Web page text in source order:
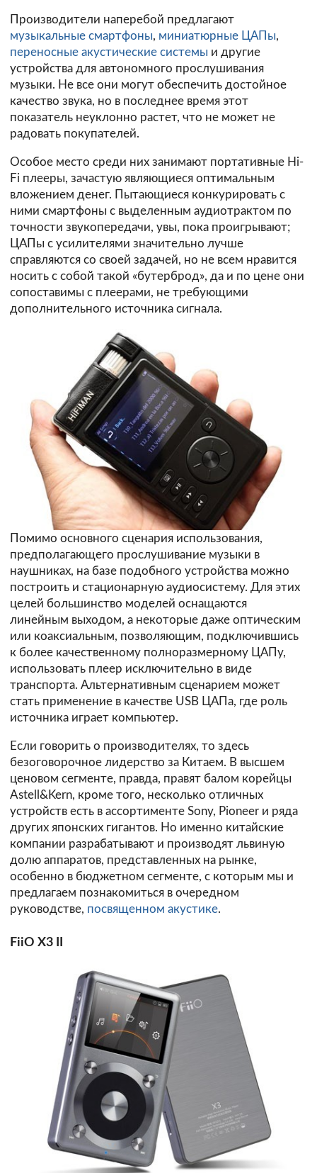
Производители наперебой предлагают
музыкальные смартфоны, миниатюрные ЦАПы,
переносные акустические системы и другие
устройства для автономного прослушивания
музыки. Не все они могут обеспечить достойное
качество звука, но в последнее время этот
показатель неуклонно растет, что не может не
радовать покупателей.
Особое место среди них занимают портативные Hi-
Fi плееры, зачастую являющиеся оптимальным
вложением денег. Пытающиеся конкурировать с
ними смартфоны с выделенным аудиотрактом по
точности звукопередачи, увы, пока проигрывают;
ЦАПы с усилителями значительно лучше
справляются со своей задачей, но не всем нравится
носить с собой такой «бутерброд», да и по цене они
сопоставимы с плеерами, не требующими
дополнительного источника сигнала.
Помимо основного сценария использования,
предполагающего прослушивание музыки в
наушниках, на базе подобного устройства можно
построить и стационарную аудиосистему. Для этих
целей большинство моделей оснащаются
линейным выходом, а некоторые даже оптическим
или коаксиальным, позволяющим, подключившись
к более качественному полноразмерному ЦАПу,
использовать плеер исключительно в виде
транспорта. Альтернативным сценарием может
стать применение в качестве USB ЦАПа, где роль
источника играет компьютер.
Если говорить о производителях, то здесь
безоговорочное лидерство за Китаем. В высшем
ценовом сегменте, правда, правят балом корейцы
Astell&Kern, кроме того, несколько отличных
устройств есть в ассортименте Sony, Pioneer и ряда
других японских гигантов. Но именно китайские
компании разрабатывают и производят львиную
долю аппаратов, представленных на рынке,
особенно в бюджетном сегменте, с которым мы и
предлагаем познакомиться в очередном
руководстве, посвященном акустике.
FiiO X3 II